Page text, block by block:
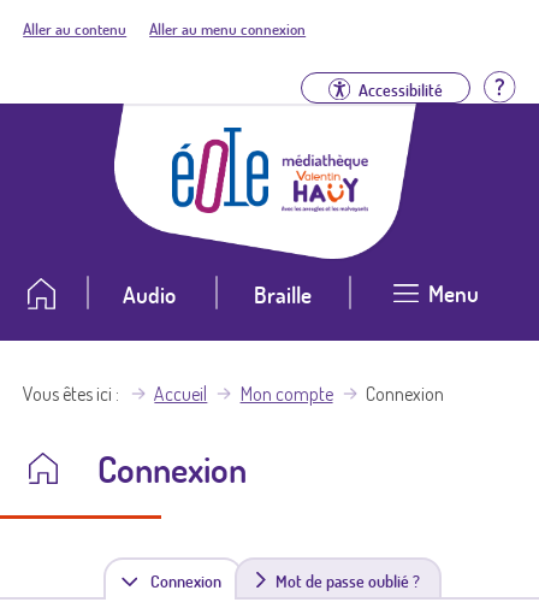
Aller au contenu Aller au menu connexion
Accessibilité
Audio Braille Menu
Vous êtes ici Accueil Mon compte Connexion
Connexion
Connexion(
Mot de passe oublié ?